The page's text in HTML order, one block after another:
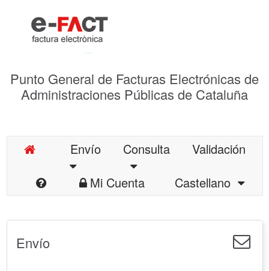
Punto General de Facturas Electrónicas de
Administraciones Públicas de Cataluña
Envío Consulta
Validación
Mi Cuenta
Castellano
Envío